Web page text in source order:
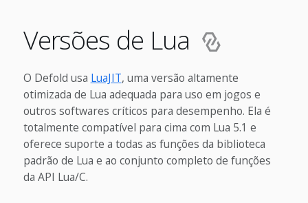
Versões de Lua
O Defold usa LuaJIT, uma versão altamente
otimizada de Lua adequada para uso em jogos e
outros softwares críticos para desempenho. Ela é
totalmente compatível para cima com Lua 5.1 e
oferece suporte a todas as funções da biblioteca
padrão de Lua e ao conjunto completo de funções
da API Lua/C.